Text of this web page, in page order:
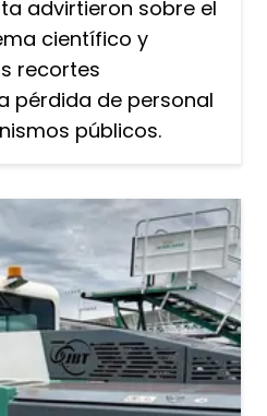
advirtieron sobre el
científico y
recortes
pérdida de personal
públicos.